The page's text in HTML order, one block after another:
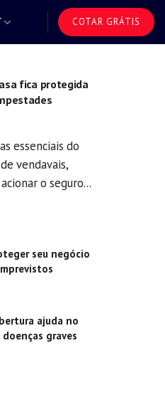
COTAR GRÁTIS
fica protegida
essenciais do
vendavais,
o seguro...
seu negócio
ajuda no
graves